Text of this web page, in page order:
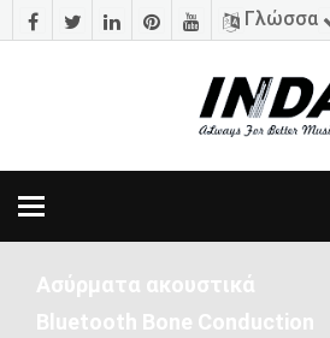
Γλώσσα
Εναλλαγή
Ασύρματα ακουστικά
Bluetooth Bone Conduction